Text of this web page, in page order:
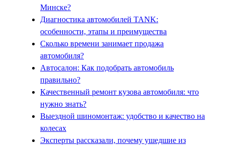
Минске?
Диагностика автомобилей TANK:
особенности, этапы и преимущества
Сколько времени занимает продажа
автомобиля?
Автосалон: Как подобрать автомобиль
правильно?
Качественный ремонт кузова автомобиля: что
нужно знать?
Выездной шиномонтаж: удобство и качество на
колесах
Эксперты рассказали, почему ушедшие из